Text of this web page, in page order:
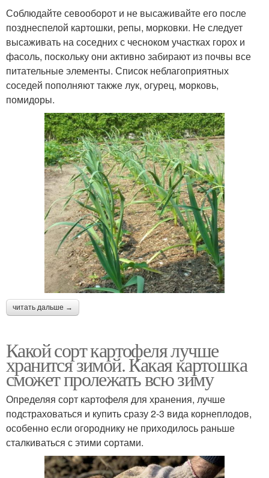
Соблюдайте севооборот и не высаживайте его после
позднеспелой картошки, репы, морковки. Не следует
высаживать на соседних с чесноком участках горох и
фасоль, поскольку они активно забирают из почвы все
питательные элементы. Список неблагоприятных
соседей пополняют также лук, огурец, морковь,
помидоры.
читать дальше →
Какой сорт картофеля лучше
хранится зимой. Какая картошка
сможет пролежать всю зиму
Определяя сорт картофеля для хранения, лучше
подстраховаться и купить сразу 2-3 вида корнеплодов,
особенно если огороднику не приходилось раньше
сталкиваться с этими сортами.